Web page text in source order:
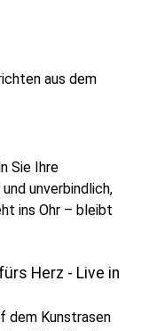
aus dem
Sie Ihre
unverbindlich,
ins Ohr – bleibt
Herz - Live in
dem Kunstrasen